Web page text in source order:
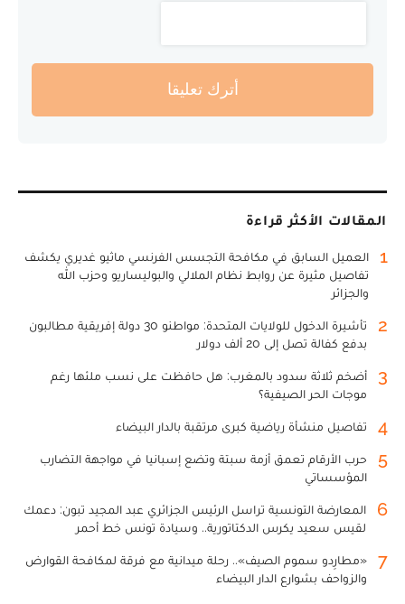
أترك تعليقا
المقالات الأكثر قراءة
1
العميل السابق في مكافحة التجسس الفرنسي ماثيو غديري يكشف
تفاصيل مثيرة عن روابط نظام الملالي والبوليساريو وحزب الله
والجزائر
2
تأشيرة الدخول للولايات المتحدة: مواطنو 30 دولة إفريقية مطالبون
بدفع كفالة تصل إلى 20 ألف دولار
3
أضخم ثلاثة سدود بالمغرب: هل حافظت على نسب ملئها رغم
موجات الحر الصيفية؟
4 تفاصيل منشأة رياضية كبرى مرتقبة بالدار البيضاء
5
حرب الأرقام تعمق أزمة سبتة وتضع إسبانيا في مواجهة التضارب
المؤسساتي
6
المعارضة التونسية تراسل الرئيس الجزائري عبد المجيد تبون: دعمك
لقيس سعيد يكرس الدكتاتورية.. وسيادة تونس خط أحمر
7
«مطارِدو سموم الصيف».. رحلة ميدانية مع فرقة لمكافحة القوارض
والزواحف بشوارع الدار البيضاء